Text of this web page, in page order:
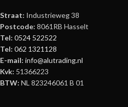
Straat: Industrieweg 38
Postcode: 8061RB Hasselt
Tel: 0524 522522
Tel: 062 1321128
E-mail: info@alutrading.nl
Kvk: 51366223
BTW: NL 823246061 B 01